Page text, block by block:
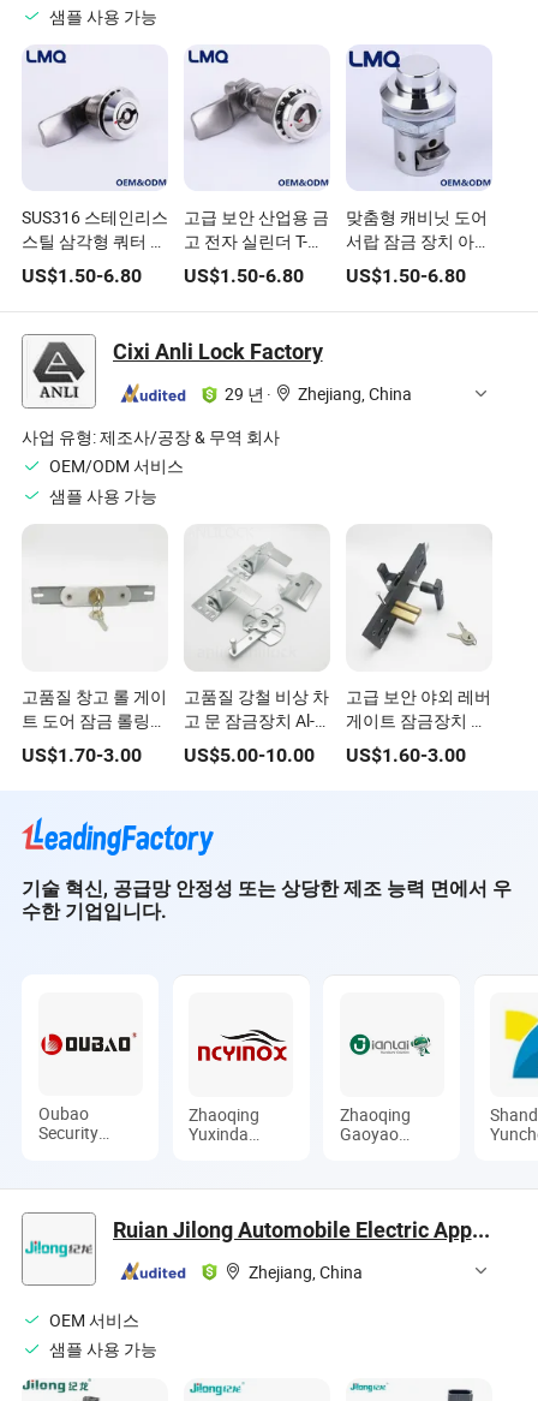
샘플 사용 가능
SUS316 스테인리스
스틸 삼각형 쿼터 더
블 비트 조절 가능한
그립 범위 캠 잠금
쿼터 턴 캔 압축 잠
금 전기 패널 도어
잠금
US$1.50-6.80
고급 보안 산업용 금
고 전자 실린더 T-핸
들 압축 잠금 장치
캐비닛 문 1/4 회전
캠 잠금 장치 키 포
함 전기 캐비닛 인클
로저
US$1.50-6.80
맞춤형 캐비닛 도어
서랍 잠금 장치 아연
다이, 밝은 크롬 버
튼 슬램 도어 캠 슬
램 스테인리스 스틸
US$1.50-6.80
Cixi Anli Lock Factory
29 년 ·
Zhejiang, China
사업 유형:제조사/공장 & 무역 회사
OEM/ODM 서비스
샘플 사용 가능
고품질 창고 롤 게이
트 도어 잠금 롤링
셔터 도어 롤링 셔터
잠금 본체
US$1.70-3.00
고품질 강철 비상 차
고 문 잠금장치 Al-
Ckst-005
US$5.00-10.00
고급 보안 야외 레버
게이트 잠금장치 차
고 문 잠금장치
US$1.60-3.00
기술 혁신, 공급망 안정성 또는 상당한 제조 능력 면에서 우
수한 기업입니다.
Oubao
Security
Zhaoqing
Yuxinda
Ltd.
Zhaoqing
Gaoyao
Products Co.,
Co.,
Ruian Jilong Automobile Electric Appliances Co.,Ltd.
Zhejiang, China
OEM 서비스
샘플 사용 가능